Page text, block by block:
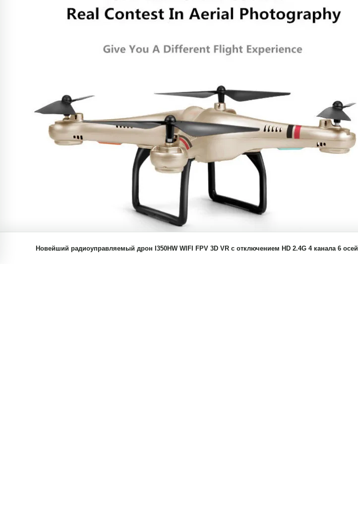
Новейший радиоуправляемый дрон I350HW WIFI FPV 3D VR с отключением HD 2.4G 4 канала 6 осей